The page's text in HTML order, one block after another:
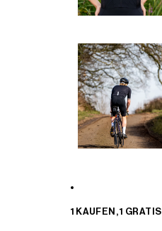
1 KAUFEN, 1 GRATIS